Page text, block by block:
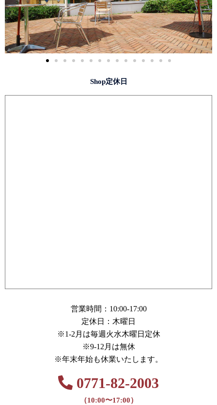
Shop定休日
営業時間：10:00-17:00
定休日：木曜日
※1-2月は毎週火水木曜日定休
※9-12月は無休
※年末年始も休業いたします。
0771-82-2003
（10:00〜17:00）